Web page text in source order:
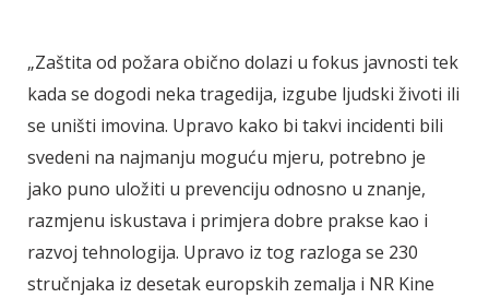
„Zaštita od požara obično dolazi u fokus javnosti tek
kada se dogodi neka tragedija, izgube ljudski životi ili
se uništi imovina. Upravo kako bi takvi incidenti bili
svedeni na najmanju moguću mjeru, potrebno je
jako puno uložiti u prevenciju odnosno u znanje,
razmjenu iskustava i primjera dobre prakse kao i
razvoj tehnologija. Upravo iz tog razloga se 230
stručnjaka iz desetak europskih zemalja i NR Kine